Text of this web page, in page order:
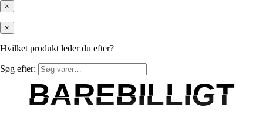
×
×
Hvilket produkt leder du efter?
Søg efter:
BAREBILLIGT
BAREBILLIGT